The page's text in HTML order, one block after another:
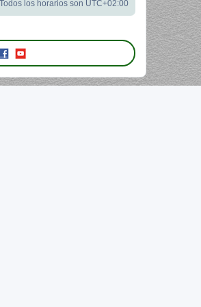
Todos los horarios son UTC+02:00